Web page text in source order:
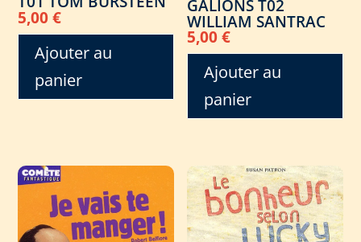
5,00€
Ajouter au
panier
GALIONS T02
WILLIAM SANTRAC
5,00€
Ajouter au
panier